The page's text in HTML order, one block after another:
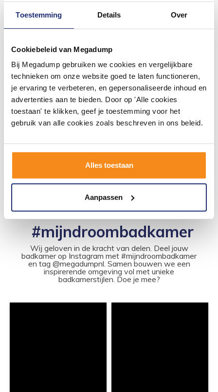
Toestemming Details Over
Cookiebeleid van Megadump
Bij Megadump gebruiken we cookies en vergelijkbare
technieken om onze website goed te laten functioneren,
je ervaring te verbeteren, en gepersonaliseerde inhoud en
advertenties aan te bieden. Door op 'Alle cookies
toestaan' te klikken, geef je toestemming voor het
gebruik van alle cookies zoals beschreven in ons beleid.
Alles toestaan
Aanpassen
Badkamer Ventilator Pro
Design Standaard 100mm
WitVoor 14:00 besteld,
binnen 2 (werk)dagen
geleverd
46,57
38,49
Meer info
Deurrooster Retro Vierkant
Aansluiting 12,5 Cm
3 tot 5 werkdagen
55,00
Meer info
1 2 3
#mijndroombadkamer
Wij geloven in de kracht van delen. Deel jouw
badkamer op Instagram met #mijndroombadkamer
en tag @megadumpnl. Samen bouwen we een
inspirerende omgeving vol met unieke
badkamerstijlen. Doe je mee?